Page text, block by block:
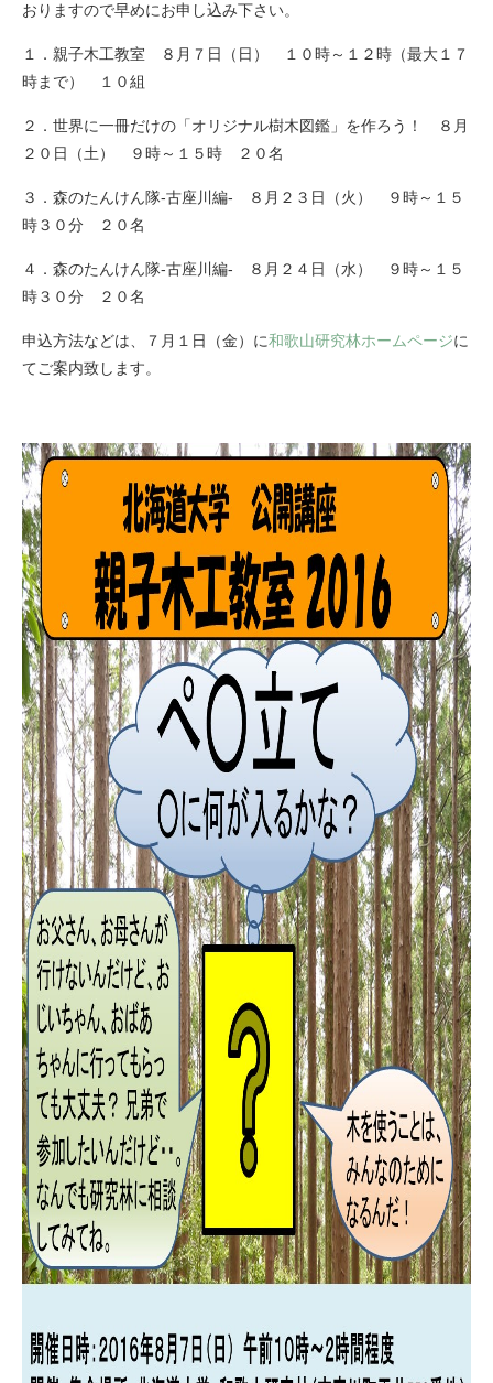
おりますので早めにお申し込み下さい。
１．親子木工教室 ８月７日（日） １０時～１２時（最大１７
時まで） １０組
２．世界に一冊だけの「オリジナル樹木図鑑」を作ろう！ ８月
２０日（土） ９時～１５時 ２０名
３．森のたんけん隊-古座川編- ８月２３日（火） ９時～１５
時３０分 ２０名
４．森のたんけん隊-古座川編- ８月２４日（水） ９時～１５
時３０分 ２０名
申込方法などは、７月１日（金）に和歌山研究林ホームページに
てご案内致します。